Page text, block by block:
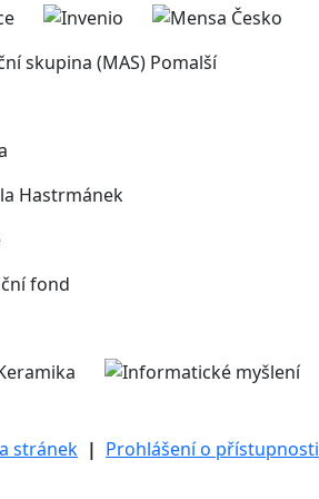
stránek | Prohlášení o přístupnosti